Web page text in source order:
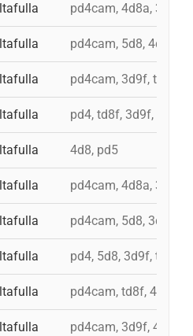
pd4cam, 4d8a, 3d9f,
pd4cam, 5d8, 4d8a,
pd4cam, 3d9f, td8f,
pd4, td8f, 3d9f, 4d8a,
4d8, pd5
pd4cam, 4d8a, 3d9f,
pd4cam, 5d8, 3d9f,
pd4, 5d8, 3d9f, td8f,
pd4cam, td8f, 4d8a,
pd4cam, 3d9f, 4d9f,